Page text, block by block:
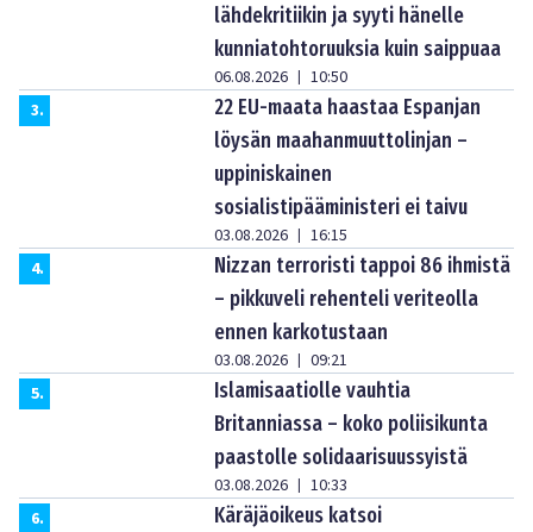
lähdekritiikin ja syyti hänelle
kunniatohtoruuksia kuin saippuaa
06.08.2026 | 10:50
3.
22 EU-maata haastaa Espanjan
löysän maahanmuuttolinjan –
uppiniskainen
sosialistipääministeri ei taivu
03.08.2026 | 16:15
4.
Nizzan terroristi tappoi 86 ihmistä
– pikkuveli rehenteli veriteolla
ennen karkotustaan
03.08.2026 | 09:21
5.
Islamisaatiolle vauhtia
Britanniassa – koko poliisikunta
paastolle solidaarisuussyistä
03.08.2026 | 10:33
6.
Käräjäoikeus katsoi